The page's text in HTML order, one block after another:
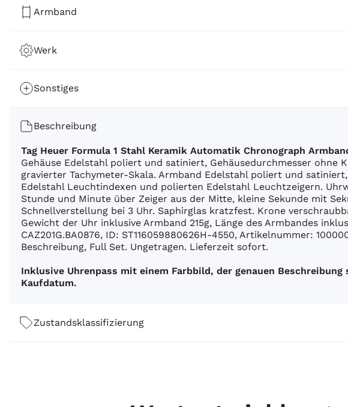
Armband
Werk
Sonstiges
Beschreibung
Tag Heuer Formula 1 Stahl Keramik Automatik Chronograph
Gehäuse Edelstahl poliert und satiniert, Gehäusedurchmesser ohne
gravierter Tachymeter-Skala. Armband Edelstahl poliert und
Edelstahl Leuchtindexen und polierten Edelstahl Leuchtzeigern.
Stunde und Minute über Zeiger aus der Mitte, kleine Sekunde mit
Schnellverstellung bei 3 Uhr. Saphirglas kratzfest. Krone
Gewicht der Uhr inklusive Armband 215g, Länge des Armbandes
CAZ201G.BA0876, ID: ST116059880626H-4550, Artikelnummer:
Beschreibung, Full Set. Ungetragen. Lieferzeit sofort.
Inklusive Uhrenpass mit einem Farbbild, der genauen
Kaufdatum.
Zustandsklassifizierung